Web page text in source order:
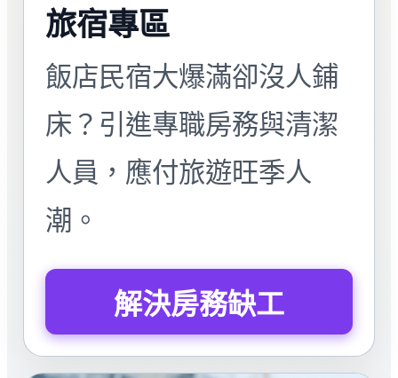
旅宿專區
飯店民宿大爆滿卻沒人鋪
床？引進專職房務與清潔
人員，應付旅遊旺季人
潮。
解決房務缺工